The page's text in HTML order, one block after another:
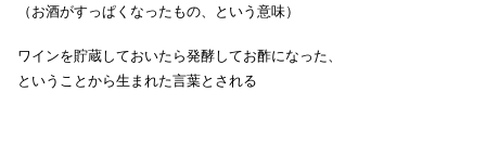
（お酒がすっぱくなったもの、という意味）
ワインを貯蔵しておいたら発酵してお酢になった、
ということから生まれた言葉とされる